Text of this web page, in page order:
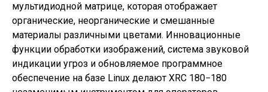
мультидиодной матрице, которая отображает
органические, неорганические и смешанные
материалы различными цветами. Инновационные
функции обработки изображений, система звуковой
индикации угроз и обновляемое программное
обеспечение на базе Linux делают XRC 180−180